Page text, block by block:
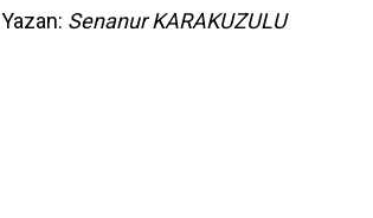
Yazan: Senanur KARAKUZULU